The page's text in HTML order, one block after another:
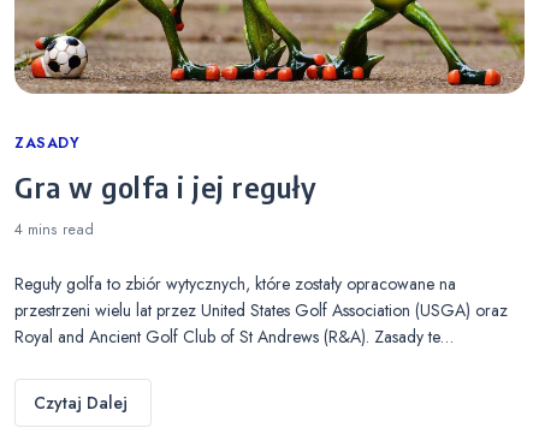
Categories
ZASADY
Gra w golfa i jej reguły
4 mins read
Reguły golfa to zbiór wytycznych, które zostały opracowane na
przestrzeni wielu lat przez United States Golf Association (USGA) oraz
Royal and Ancient Golf Club of St Andrews (R&A). Zasady te…
Czytaj Dalej